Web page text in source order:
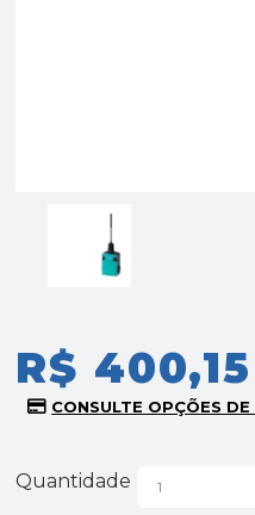
R$ 400,15
Quantidade